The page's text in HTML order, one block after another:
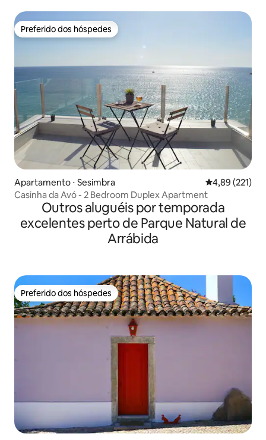
Preferido dos hóspedes
Preferido dos hóspedes
Apartamento ⋅ Sesimbra 4,89 de uma
4,89 (221)
Casinha da Avó - 2 Bedroom Duplex Apartment
Outros aluguéis por temporada
excelentes perto de Parque Natural de
Arrábida
Preferido dos hóspedes
Preferido dos hóspedes